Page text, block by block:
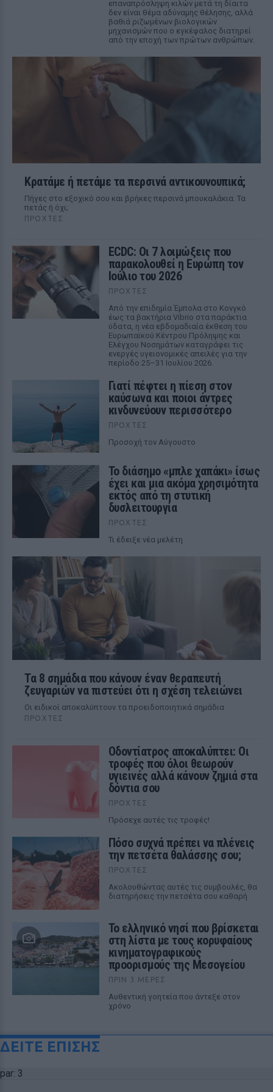
επαναπρόσληψη κιλών μετά τη δίαιτα
δεν είναι θέμα αδύναμης θέλησης, αλλά
βαθιά ριζωμένων βιολογικών
μηχανισμών που ο εγκέφαλος διατηρεί
από την εποχή των πρώτων ανθρώπων.
Κρατάμε ή πετάμε τα περσινά αντικουνουπικά;
Πήγες στο εξοχικό σου και βρήκες περσινά μπουκαλάκια. Τα
πετάς ή όχι;
ΠΡΟΧΤΈΣ
ECDC: Οι 7 λοιμώξεις που
παρακολουθεί η Ευρώπη τον
Ιούλιο του 2026
ΠΡΟΧΤΈΣ
Από την επιδημία Έμπολα στο Κονγκό
έως τα βακτήρια Vibrio στα παράκτια
ύδατα, η νέα εβδομαδιαία έκθεση του
Ευρωπαϊκού Κέντρου Πρόληψης και
Ελέγχου Νοσημάτων καταγράφει τις
ενεργές υγειονομικές απειλές για την
περίοδο 25–31 Ιουλίου 2026.
Γιατί πέφτει η πίεση στον
καύσωνα και ποιοι άντρες
κινδυνεύουν περισσότερο
ΠΡΟΧΤΈΣ
Προσοχή τον Αύγουστο
Το διάσημο «μπλε χαπάκι» ίσως
έχει και μια ακόμα χρησιμότητα
εκτός από τη στυτική
δυσλειτουργία
ΠΡΟΧΤΈΣ
Τι έδειξε νέα μελέτη
Τα 8 σημάδια που κάνουν έναν θεραπευτή
ζευγαριών να πιστεύει ότι η σχέση τελειώνει
Οι ειδικοί αποκαλύπτουν τα προειδοποιητικά σημάδια
ΠΡΟΧΤΈΣ
Οδοντίατρος αποκαλύπτει: Οι
τροφές που όλοι θεωρούν
υγιεινές αλλά κάνουν ζημιά στα
δόντια σου
ΠΡΟΧΤΈΣ
Πρόσεχε αυτές τις τροφές!
Πόσο συχνά πρέπει να πλένεις
την πετσέτα θαλάσσης σου;
ΠΡΟΧΤΈΣ
Ακολουθώντας αυτές τις συμβουλές, θα
διατηρήσεις την πετσέτα σου καθαρή
Το ελληνικό νησί που βρίσκεται
στη λίστα με τους κορυφαίους
κινηματογραφικούς
προορισμούς της Μεσογείου
ΠΡΙΝ 3 ΜΈΡΕΣ
Αυθεντική γοητεία που άντεξε στον
χρόνο
ΔΕΙΤΕ ΕΠΙΣΗΣ
par: 3